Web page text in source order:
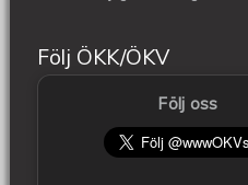
Följ ÖKK/ÖKV
Följ oss